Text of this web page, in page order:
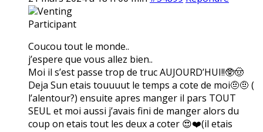
Venting
Participant
Coucou tout le monde..
j’espere que vous allez bien..
Moi il s’est passe trop de truc AUJOURD’HUI!!🥸🤠
Deja Sun etais touuuut le temps a cote de moi🤨🤨 (
l’alentour?) ensuite apres manger il pars TOUT
SEUL et moi aussi j’avais fini de manger alors du
coup on etais tout les deux a coter 😍❤️(il etais